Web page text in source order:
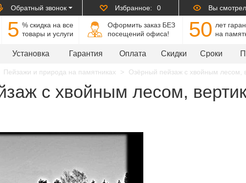
Обратный звонок Избранное: 0 Вы
5 % cкидка на все
товары и услуги
Оформить заказ БЕЗ
посещений офиса!
50 лет
на
Установка Гарантия Оплата Скидки Сроки
Пейзажи и природа на памятниках Озёрный пейзаж с хвойным лесом,
с хвойным лесом,